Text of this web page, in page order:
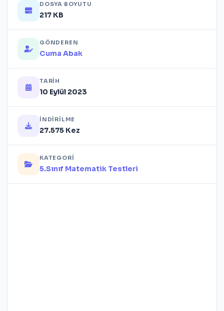
DOSYA BOYUTU
217 KB
GÖNDEREN
Cuma Abak
TARIH
10 Eylül 2023
İNDIRILME
27.575 Kez
KATEGORI
5.Sınıf Matematik Testleri